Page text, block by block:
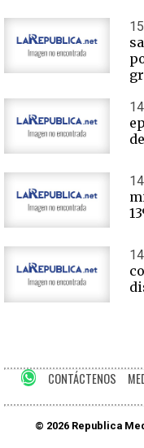
CONTÁCTENOS
© 2026 Republica